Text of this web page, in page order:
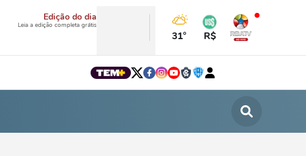
Edição do dia
Leia a edição completa grátis
31° R$